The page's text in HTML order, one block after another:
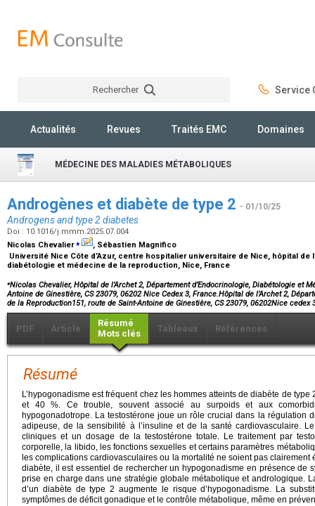
Rechercher Service
Actualités Revues Traités EMC Domaines
MÉDECINE DES MALADIES MÉTABOLIQUES
Androgènes et diabète de type 2 - 01/10/25
Androgens and type 2 diabetes
Doi : 10.1016/j.mmm.2025.07.004
Nicolas Chevalier⁎
, Sébastien Magnifico
Université Nice Côte d’Azur, centre hospitalier universitaire de Nice, hôpital de
diabétologie et médecine de la reproduction, Nice, France
⁎Nicolas Chevalier, Hôpital de l’Archet 2, Département d’Endocrinologie, Diabétologie et
Antoine de Ginestière, CS 23079, 06202 Nice Cedex 3, France.Hôpital de l’Archet 2,
de la Reproduction151, route de Saint-Antoine de Ginestière, CS 23079, 06202Nice cedex
PDF Article
Résumé
Mots clés
Tableaux Références
Résumé
L’hypogonadisme est fréquent chez les hommes atteints de diabète de
et 40 %. Ce trouble, souvent associé au surpoids et aux
hypogonadotrope. La testostérone joue un rôle crucial dans la régulation
adipeuse, de la sensibilité à l’insuline et de la santé cardiovasculaire.
cliniques et un dosage de la testostérone totale. Le traitement par
corporelle, la libido, les fonctions sexuelles et certains paramètres
les complications cardiovasculaires ou la mortalité ne soient pas
diabète, il est essentiel de rechercher un hypogonadisme en présence de
prise en charge dans une stratégie globale métabolique et andrologique.
d’un diabète de type 2 augmente le risque d’hypogonadisme. La
symptômes de déficit gonadique et le contrôle métabolique, même en